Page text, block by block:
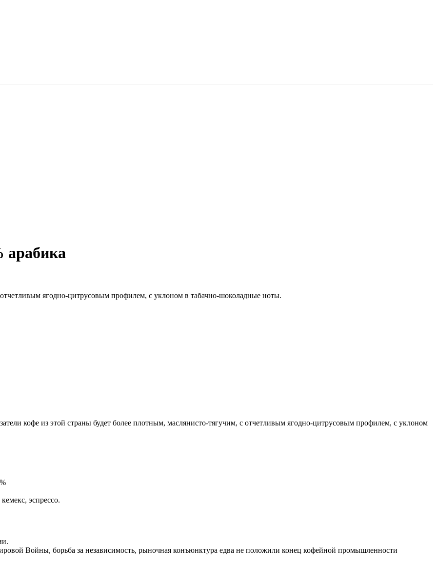
арабика
ягодно-цитрусовым профилем, с уклоном в табачно-шоколадные ноты.
кофе из этой страны будет более плотным, маслянисто-тягучим, с отчетливым ягодно-цитрусовым профилем, с уклоном
эспрессо.
Войны, борьба за независимость, рыночная конъюнктура едва не положили конец кофейной промышленности